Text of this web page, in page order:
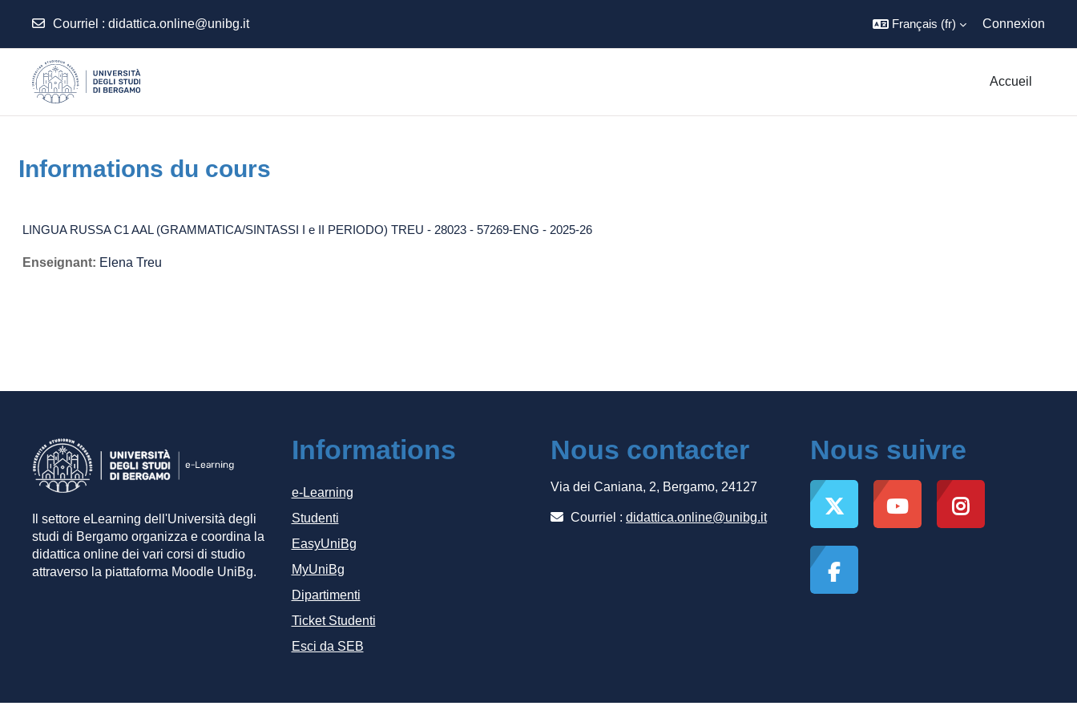
Courriel : didattica.online@unibg.it Français ‎(fr)‎ Connexion
Accueil
Informations du cours
LINGUA RUSSA C1 AAL (GRAMMATICA/SINTASSI I e II PERIODO) TREU - 28023 - 57269-ENG - 2025-26
Enseignant: Elena Treu
Il settore eLearning dell'Università degli
studi di Bergamo organizza e coordina la
didattica online dei vari corsi di studio
attraverso la piattaforma Moodle UniBg.
Informations
e-Learning
Studenti
EasyUniBg
MyUniBg
Dipartimenti
Ticket Studenti
Esci da SEB
Nous contacter
Via dei Caniana, 2, Bergamo, 24127
Courriel : didattica.online@unibg.it
Nous suivre